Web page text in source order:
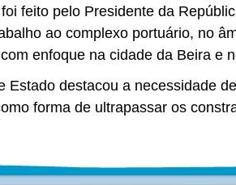
feito pelo Presidente da
ao complexo portuário, no
enfoque na cidade da Beira e
Estado destacou a necessidade
forma de ultrapassar os